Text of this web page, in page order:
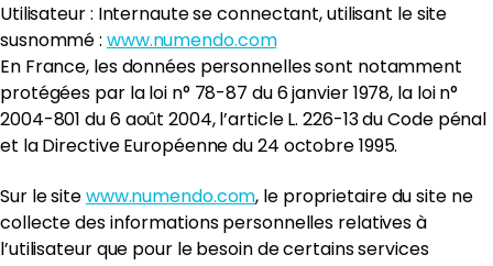
Utilisateur : Internaute se connectant, utilisant le site
susnommé : www.numendo.com
En France, les données personnelles sont notamment
protégées par la loi n° 78-87 du 6 janvier 1978, la loi n°
2004-801 du 6 août 2004, l’article L. 226-13 du Code pénal
et la Directive Européenne du 24 octobre 1995.
Sur le sitewww.numendo.com, le proprietaire du site ne
collecte des informations personnelles relatives à
l’utilisateur que pour le besoin de certains services